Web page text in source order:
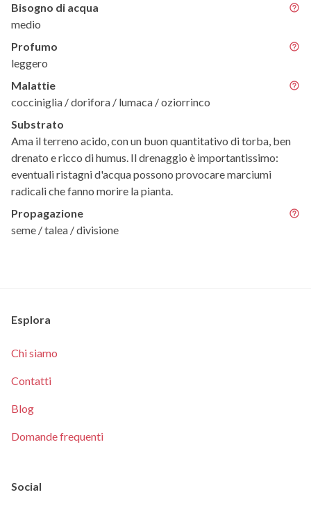
Bisogno di acqua
medio
Profumo
leggero
Malattie
cocciniglia / dorifora / lumaca / oziorrinco
Substrato
Ama il terreno acido, con un buon quantitativo di torba, ben
drenato e ricco di humus. Il drenaggio è importantissimo:
eventuali ristagni d'acqua possono provocare marciumi
radicali che fanno morire la pianta.
Propagazione
seme / talea / divisione
Esplora
Chi siamo
Contatti
Blog
Domande frequenti
Social